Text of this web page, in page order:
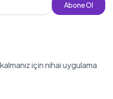
Abone Ol
için nihai uygulama